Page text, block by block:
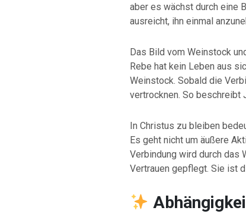
aber es wächst durch eine
ausreicht, ihn einmal
Das Bild vom Weinstock
Rebe hat kein Leben aus
Weinstock. Sobald die
vertrocknen. So beschreibt
In Christus zu bleiben
Es geht nicht um äußere
Verbindung wird durch das
Vertrauen gepflegt. Sie ist